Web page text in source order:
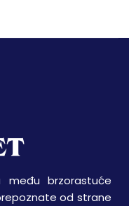
brzorastuće
od strane